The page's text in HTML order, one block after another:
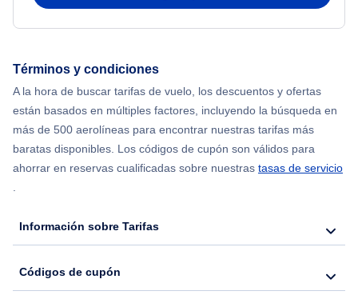
Términos y condiciones
A la hora de buscar tarifas de vuelo, los descuentos y ofertas
están basados en múltiples factores, incluyendo la búsqueda en
más de 500 aerolíneas para encontrar nuestras tarifas más
baratas disponibles. Los códigos de cupón son válidos para
ahorrar en reservas cualificadas sobre nuestras tasas de servicio
.
Información sobre Tarifas
Códigos de cupón